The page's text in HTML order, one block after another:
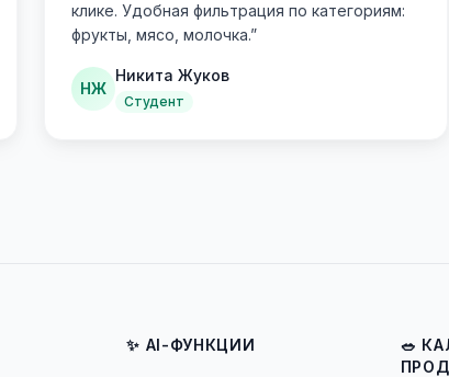
клике. Удобная фильтрация по категориям:
фрукты, мясо, молочка.”
НЖ
Никита Жуков
Студент
✨ AI-ФУНКЦИИ
🥗